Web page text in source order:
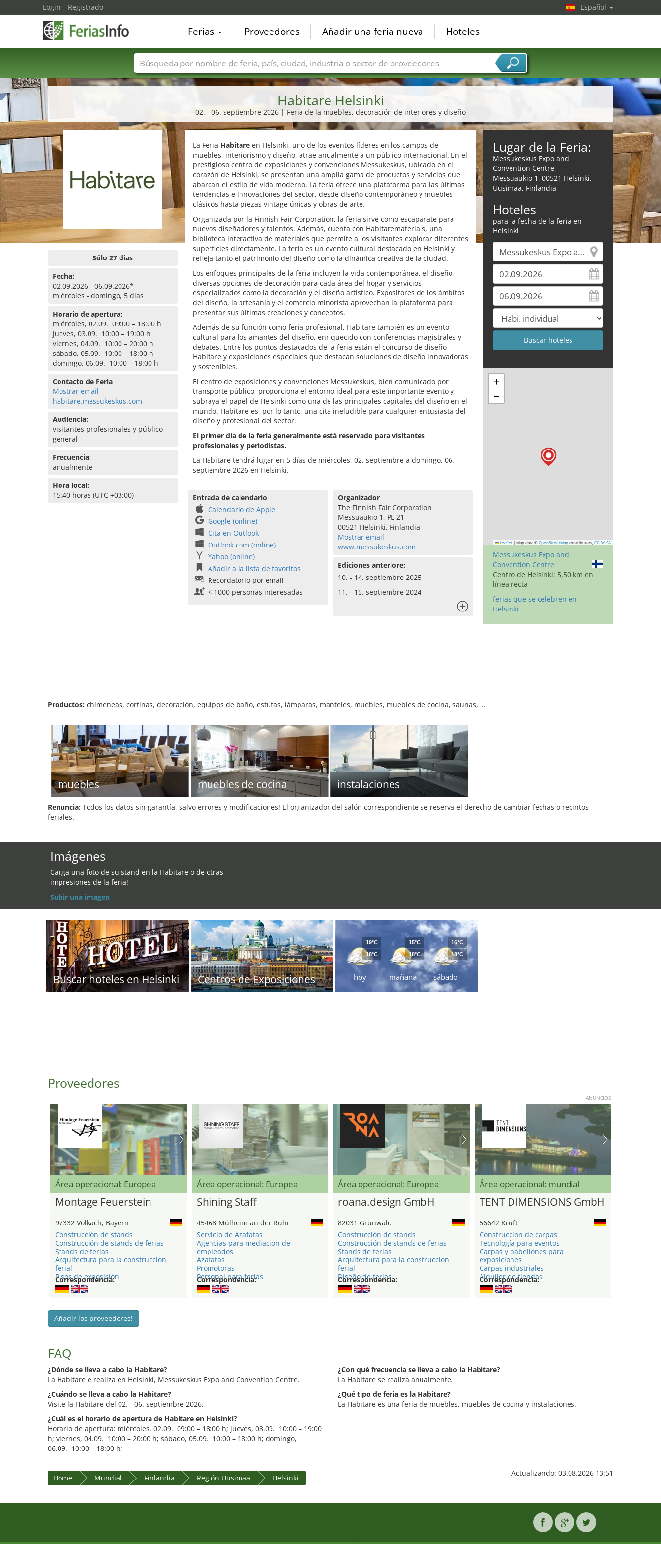
Habitare Helsinki
02. - 06. septiembre 2026 | Feria de la muebles, decoración de interiores y diseño
Sólo 27 dias
Fecha:
02.09.2026 - 06.09.2026*
miércoles - domingo, 5 días
Horario de apertura:
miércoles, 02.09. 09:00 – 18:00 h
jueves, 03.09. 10:00 – 19:00 h
viernes, 04.09. 10:00 – 20:00 h
sábado, 05.09. 10:00 – 18:00 h
domingo, 06.09. 10:00 – 18:00 h
Contacto de Feria
Mostrar email
habitare.messukeskus.com
Audiencia:
visitantes profesionales y público
general
Frecuencia:
anualmente
Hora local:
15:40 horas (UTC +03:00)
La Feria Habitareen Helsinki, uno de los eventos líderes en los campos de
muebles, interiorismo y diseño, atrae anualmente a un público internacional. En el
prestigioso centro de exposiciones y convenciones Messukeskus, ubicado en el
corazón de Helsinki, se presentan una amplia gama de productos y servicios que
abarcan el estilo de vida moderno. La feria ofrece una plataforma para las últimas
tendencias e innovaciones del sector, desde diseño contemporáneo y muebles
clásicos hasta piezas vintage únicas y obras de arte.
Organizada por la Finnish Fair Corporation, la feria sirve como escaparate para
nuevos diseñadores y talentos. Además, cuenta con Habitarematerials, una
biblioteca interactiva de materiales que permite a los visitantes explorar diferentes
superficies directamente. La feria es un evento cultural destacado en Helsinki y
refleja tanto el patrimonio del diseño como la dinámica creativa de la ciudad.
Los enfoques principales de la feria incluyen la vida contemporánea, el diseño,
diversas opciones de decoración para cada área del hogar y servicios
especializados como la decoración y el diseño artístico. Expositores de los ámbitos
del diseño, la artesanía y el comercio minorista aprovechan la plataforma para
presentar sus últimas creaciones y conceptos.
Además de su función como feria profesional, Habitare también es un evento
cultural para los amantes del diseño, enriquecido con conferencias magistrales y
debates. Entre los puntos destacados de la feria están el concurso de diseño
Habitare y exposiciones especiales que destacan soluciones de diseño innovadoras
y sostenibles.
El centro de exposiciones y convenciones Messukeskus, bien comunicado por
transporte público, proporciona el entorno ideal para este importante evento y
subraya el papel de Helsinki como una de las principales capitales del diseño en el
mundo. Habitare es, por lo tanto, una cita ineludible para cualquier entusiasta del
diseño y profesional del sector.
El primer día de la feria generalmente está reservado para visitantes
profesionales y periodistas.
La Habitare tendrá lugar en 5 días de miércoles, 02. septiembre a domingo, 06.
septiembre 2026 en Helsinki.
Entrada de calendario
Calendario de Apple
Google (online)
Cita en Outlook
Outlook.com (online)
Yahoo (online)
Añadir a la lista de favoritos
Recordatorio por email
< 1000 personas interesadas
Organizador
The Finnish Fair Corporation
Messuaukio 1, PL 21
00521 Helsinki, Finlandia
Mostrar email
www.messukeskus.com
Ediciones anteriore:
10. - 14. septiembre 2025
11. - 15. septiembre 2024
Lugar de la Feria:
Messukeskus Expo and
Convention Centre,
Messuaukio 1, 00521 Helsinki,
Uusimaa, Finlandia
Hoteles
para la fecha de la feria en
Helsinki
+
−
Leaflet | Map data © OpenStreetMap contributors, CC-BY-SA
Messukeskus Expo and
Convention Centre
Centro de Helsinki: 5,50 km en
línea recta
ferias que se celebren en
Helsinki
Productos: chimeneas, cortinas, decoración, equipos de baño, estufas, lámparas, manteles, muebles, muebles de cocina, saunas, …
muebles muebles de cocina instalaciones
Renuncia: Todos los datos sin garantía, salvo errores y modificaciones! El organizador del salón correspondiente se reserva el derecho de cambiar fechas o recintos
feriales.
Imágenes
Carga una foto de su stand en la Habitare o de otras
impresiones de la feria!
Subir una imagen
Buscar hoteles en Helsinki Centros de Exposiciones hoy
19°C
18°C
mañana
15°C
18°C
sábado
16°C
18°C
Proveedores
ANUNCIOS
Área operacional: Europea
Montage Feuerstein
97332 Volkach, Bayern
Construcción de stands
Construcción de stands de ferias
Stands de ferias
Arquitectura para la construccion
ferial
Pisos de exposición
Correspondencia:
Área operacional: Europea
Shining Staff
45468 Mülheim an der Ruhr
Servicio de Azafatas
Agencias para mediacion de
empleados
Azafatas
Promotoras
Personal para ferias
Correspondencia:
Área operacional: Europea
roana.design GmbH
82031 Grünwald
Construcción de stands
Construcción de stands de ferias
Stands de ferias
Arquitectura para la construccion
ferial
Diseño de ferias
Correspondencia:
Área operacional: mundial
TENT DIMENSIONS GmbH
56642 Kruft
Construccion de carpas
Tecnología para eventos
Carpas y pabellones para
exposiciones
Carpas industriales
Alquiler de tiendas
Correspondencia:
Añadir los proveedores!
FAQ
¿Dónde se lleva a cabo la Habitare?
La Habitare e realiza en Helsinki, Messukeskus Expo and Convention Centre.
¿Cuándo se lleva a cabo la Habitare?
Visite la Habitare del 02. - 06. septiembre 2026.
¿Con qué frecuencia se lleva a cabo la Habitare?
La Habitare se realiza anualmente.
¿Qué tipo de feria es la Habitare?
La Habitare es una feria de muebles, muebles de cocina y instalaciones.
¿Cuál es el horario de apertura de Habitare en Helsinki?
Horario de apertura: miércoles, 02.09. 09:00 – 18:00 h; jueves, 03.09. 10:00 – 19:00
h; viernes, 04.09. 10:00 – 20:00 h; sábado, 05.09. 10:00 – 18:00 h; domingo,
06.09. 10:00 – 18:00 h;
Home Mundial Finlandia Región Uusimaa Helsinki
Actualizando: 03.08.2026 13:51
Login Registrado Español
Ferias Proveedores Añadir una feria nueva Hoteles
Nombres de ferias Países Ciudades Sectores de ferias Sectores de proveedor de servicios